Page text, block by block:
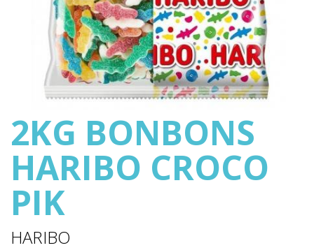
2KG BONBONS
HARIBO CROCO
PIK
HARIBO